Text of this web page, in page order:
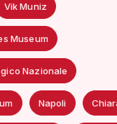
Vik Muniz
Museum
Nazionale
Napoli